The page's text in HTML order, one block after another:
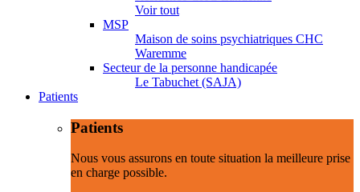
Voir tout
MSP
Maison de soins psychiatriques CHC
Waremme
Secteur de la personne handicapée
Le Tabuchet (SAJA)
Patients
Patients
Nous vous assurons en toute situation la meilleure prise
en charge possible.